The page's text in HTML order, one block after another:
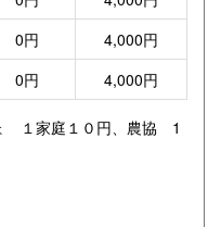
0円
4,000円
0円 4,000円
１家庭１０円、農協 1